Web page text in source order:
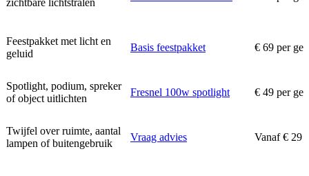
zichtbare lichtstralen
Feestpakket met licht en
geluid
Basis feestpakket € 69 per
Spotlight, podium, spreker
of object uitlichten
Fresnel 100w spotlight € 49 per
Twijfel over ruimte, aantal
lampen of buitengebruik
Vraag advies Vanaf € 29